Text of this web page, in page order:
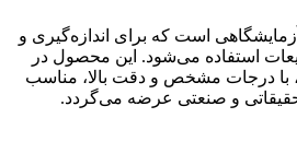
است که برای اندازه‌گیری و
استفاده می‌شود. این محصول در
با درجات مشخص و دقت بالا، مناسب
و صنعتی عرضه می‌گردد.